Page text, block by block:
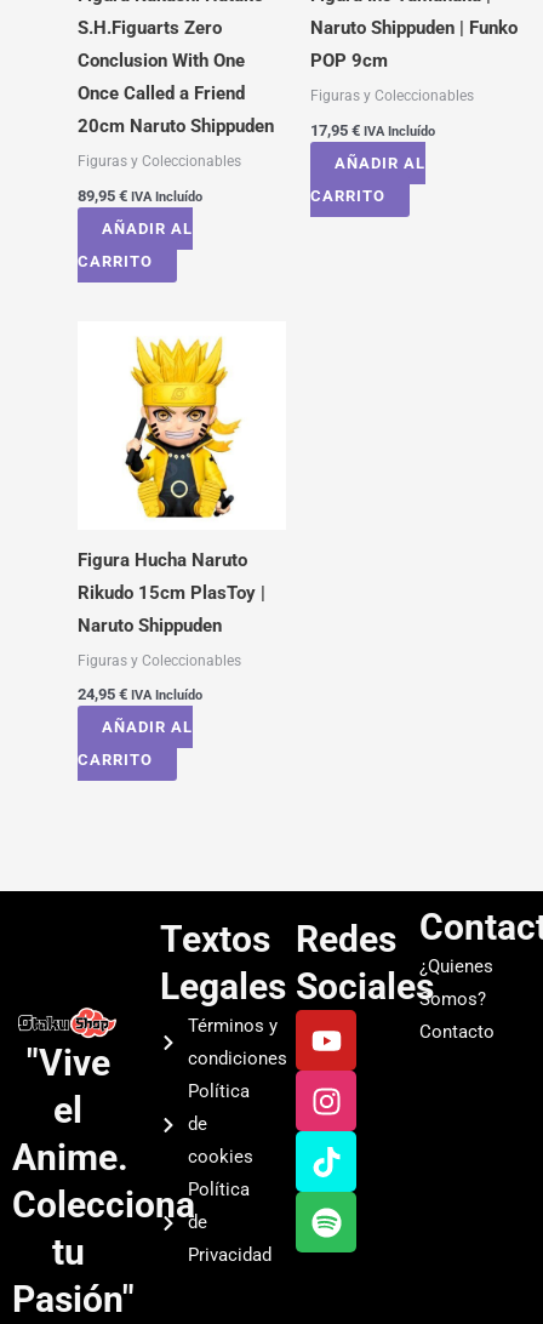
S.H.Figuarts Zero
Conclusion With One
Once Called a Friend
20cm Naruto Shippuden
Figuras y Coleccionables
89,95 € IVA Incluído
AÑADIR AL
CARRITO
Naruto Shippuden | Funko
POP 9cm
Figuras y Coleccionables
17,95 € IVA Incluído
AÑADIR AL
CARRITO
Figura Hucha Naruto
Rikudo 15cm PlasToy |
Naruto Shippuden
Figuras y Coleccionables
24,95 € IVA Incluído
AÑADIR AL
CARRITO
"Vive
el
Anime.
Colecciona
tu
Pasión"
Textos
Legales
Términos y
condiciones
Política
de
cookies
Política
de
Privacidad
Redes
Sociales
Y
o
u
t
u
b
e
I
n
s
t
a
g
r
a
T
i
k
t
o
k
S
p
o
t
i
f
y
¿Quienes
Somos?
Contacto